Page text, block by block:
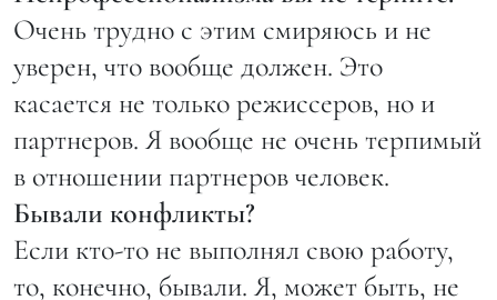
Очень трудно с этим смиряюсь и не
уверен, что вообще должен. Это
касается не только режиссеров, но и
партнеров. Я вообще не очень терпимый
в отношении партнеров человек.
Бывали конфликты?
Если кто-то не выполнял свою работу,
то, конечно, бывали. Я, может быть, не